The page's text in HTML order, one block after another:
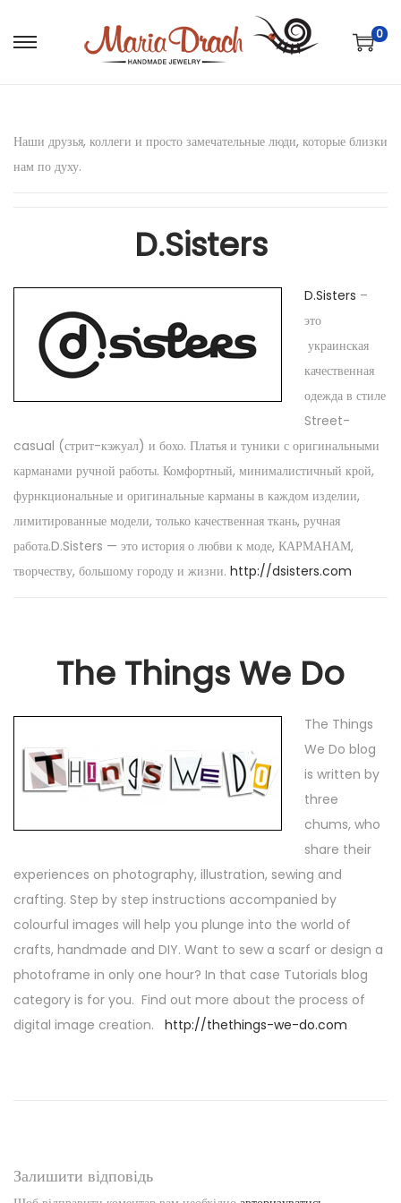
0
Наши друзья, коллеги и просто замечательные люди, которые близки
нам по духу.
D.Sisters
D.Sisters –
это
украинская
качественная
одежда в стиле
Street-
casual (стрит-кэжуал) и бохо. Платья и туники с оригинальными
карманами ручной работы. Комфортный, минималистичный крой,
фурнкциональные и оригинальные карманы в каждом изделии,
лимитированные модели, только качественная ткань, ручная
работа.D.Sisters — это история о любви к моде, КАРМАНАМ,
творчеству, большому городу и жизни. http://dsisters.com
The Things We Do
The Things
We Do blog
is written by
three
chums, who
share their
experiences on photography, illustration, sewing and
crafting. Step by step instructions accompanied by
colourful images will help you plunge into the world of
crafts, handmade and DIY. Want to sew a scarf or design a
photoframe in only one hour? In that case Tutorials blog
category is for you. Find out more about the process of
digital image creation. http://thethings-we-do.com
Залишити відповідь